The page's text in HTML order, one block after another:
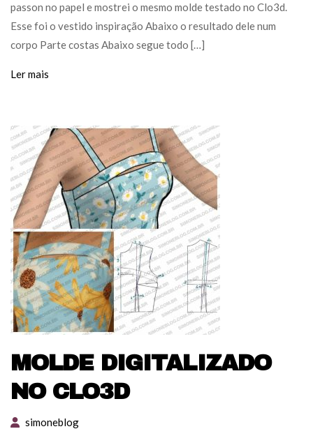
passon no papel e mostrei o mesmo molde testado no Clo3d.
Esse foi o vestido inspiração Abaixo o resultado dele num
corpo Parte costas Abaixo segue todo […]
Ler mais
MOLDE DIGITALIZADO
NO CLO3D
simoneblog